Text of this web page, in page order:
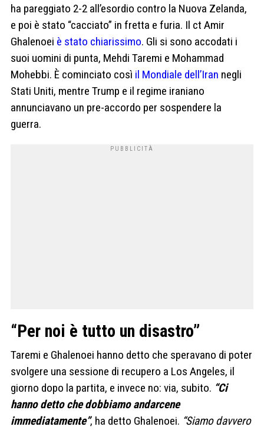
ha pareggiato 2-2 all’esordio contro la Nuova Zelanda,
e poi è stato “cacciato” in fretta e furia. Il ct Amir
Ghalenoei è stato chiarissimo. Gli si sono accodati i
suoi uomini di punta, Mehdi Taremi e Mohammad
Mohebbi. È cominciato così il Mondiale dell’Iran negli
Stati Uniti, mentre Trump e il regime iraniano
annunciavano un pre-accordo per sospendere la
guerra.
“Per noi è tutto un disastro”
Taremi e Ghalenoei hanno detto che speravano di poter
svolgere una sessione di recupero a Los Angeles, il
giorno dopo la partita, e invece no: via, subito. “Ci ​​
hanno detto che dobbiamo andarcene
immediatamente”, ha detto Ghalenoei. “Siamo davvero